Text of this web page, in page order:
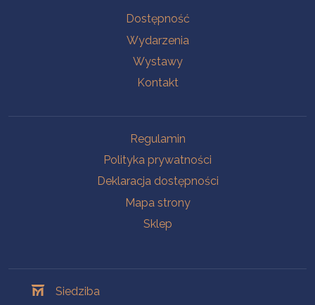
Dostępność
Wydarzenia
Wystawy
Kontakt
Regulamin
Polityka prywatności
Deklaracja dostępności
Mapa strony
Sklep
Siedziba